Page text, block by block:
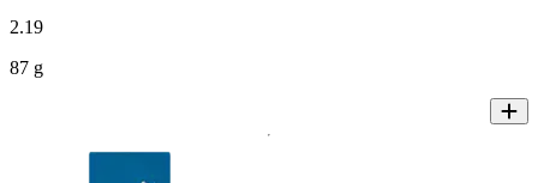
2.19
87 g